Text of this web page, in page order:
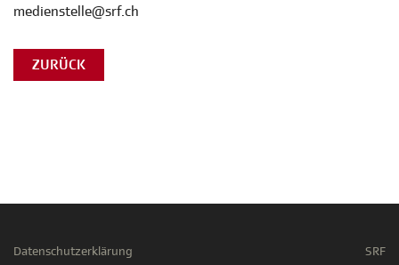
medienstelle@srf.ch
ZURÜCK
Datenschutzerklärung SRF